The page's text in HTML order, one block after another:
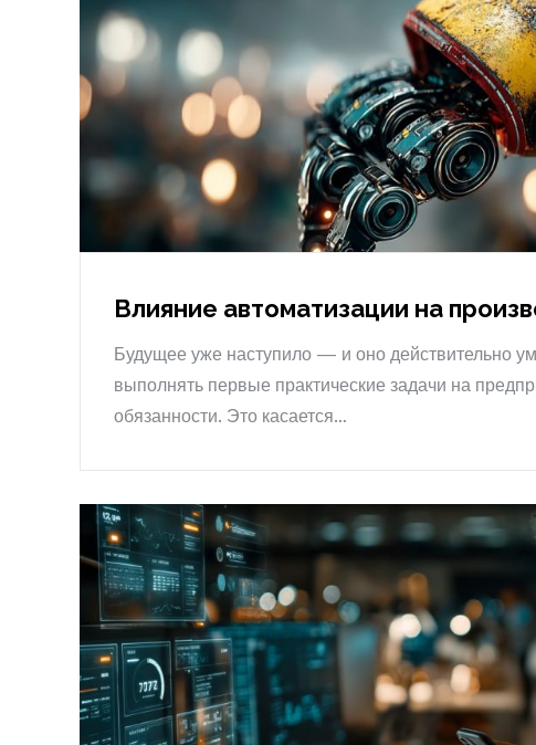
Влияние автоматизации на
Будущее уже наступило — и оно действительно
выполнять первые практические задачи на
обязанности. Это касается…